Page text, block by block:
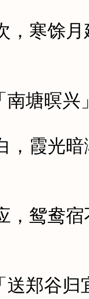
寒馀月
塘暝兴
霞光暗
鸳鸯宿
郑谷归